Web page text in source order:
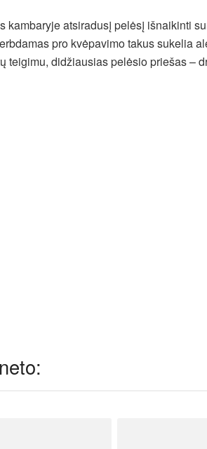
kambaryje atsiradusį pelėsį išnaikinti
pro kvėpavimo takus sukelia
teigimu, didžiausias pelėsio priešas –